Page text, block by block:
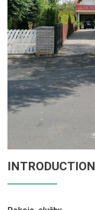
INTRODUCTION